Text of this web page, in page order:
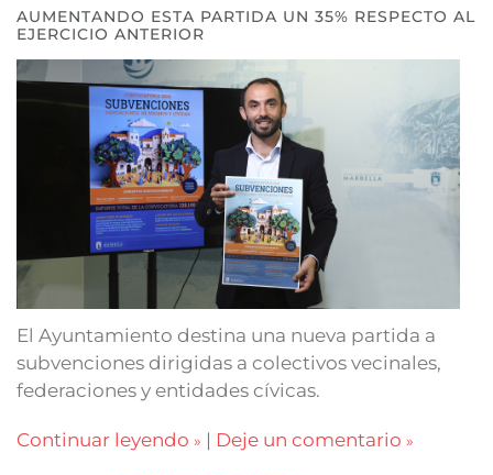
AUMENTANDO ESTA PARTIDA UN 35% RESPECTO AL
EJERCICIO ANTERIOR
El Ayuntamiento destina una nueva partida a
subvenciones dirigidas a colectivos vecinales,
federaciones y entidades cívicas.
Continuar leyendo | Deje un comentario